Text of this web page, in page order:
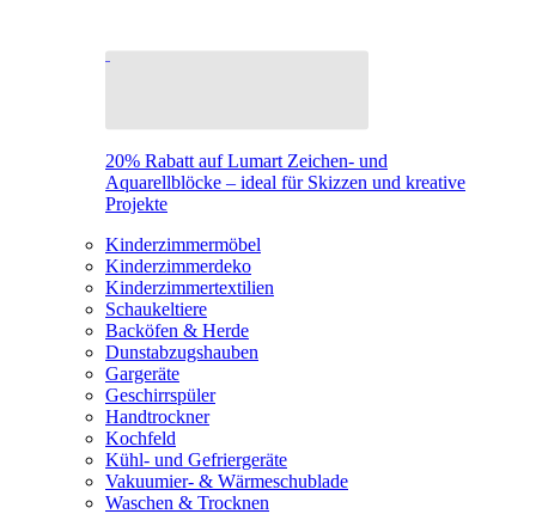
20% Rabatt auf Lumart Zeichen- und
Aquarellblöcke – ideal für Skizzen und kreative
Projekte
Kinderzimmermöbel
Kinderzimmerdeko
Kinderzimmertextilien
Schaukeltiere
Backöfen & Herde
Dunstabzugshauben
Gargeräte
Geschirrspüler
Handtrockner
Kochfeld
Kühl- und Gefriergeräte
Vakuumier- & Wärmeschublade
Waschen & Trocknen